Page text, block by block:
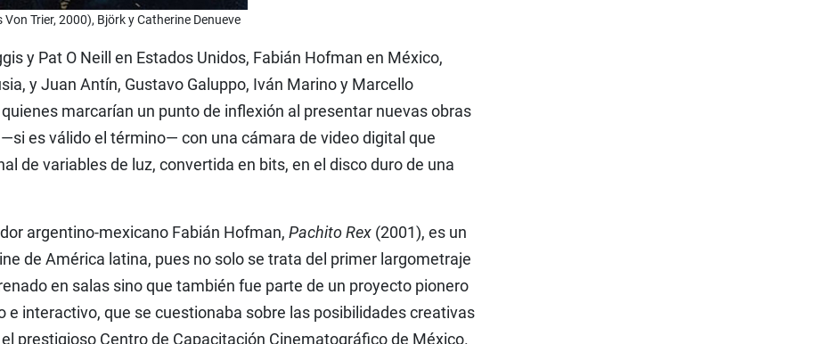
Trier, 2000), Björk y Catherine Denueve
y Pat O Neill en Estados Unidos, Fabián Hofman en México,
y Juan Antín, Gustavo Galuppo, Iván Marino y Marcello
marcarían un punto de inflexión al presentar nuevas obras
es válido el término— con una cámara de video digital que
de variables de luz, convertida en bits, en el disco duro de una
argentino-mexicano Fabián Hofman, Pachito Rex (2001), es un
de América latina, pues no solo se trata del primer largometraje
en salas sino que también fue parte de un proyecto pionero
e interactivo, que se cuestionaba sobre las posibilidades creativas
prestigioso Centro de Capacitación Cinematográfico de México.